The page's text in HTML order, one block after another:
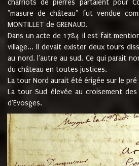
charriots de pierres partaient pour
"masure de château" fut vendue
MONTILLET de GRENAUD.
Dans un acte de 1784 il est fait
village... Il devait exister deux tours
au nord, l'autre au sud. Ce qui parait
du château en toutes justices.
La tour Nord aurait été érigée sur le pré
La tour Sud élevée au croisement
d'Evosges.